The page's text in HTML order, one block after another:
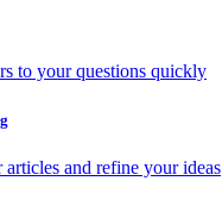
to your questions quickly
and refine your ideas